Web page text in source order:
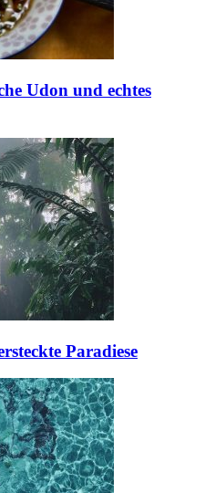
Udon und echtes
Paradiese